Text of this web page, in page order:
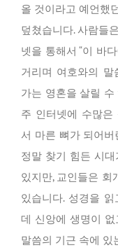
올 것이라고 예언했
덮쳤습니다. 사람들
넷을 통해서 “이 바
거리며 여호와의 말
가는 영혼을 살릴
주 인터넷에 수많은
서 마른 뼈가 되어
정말 찾기 힘든 시
있지만, 교인들은 회
있습니다. 성경을
데 신앙에 생명이
말씀의 기근 속에 있